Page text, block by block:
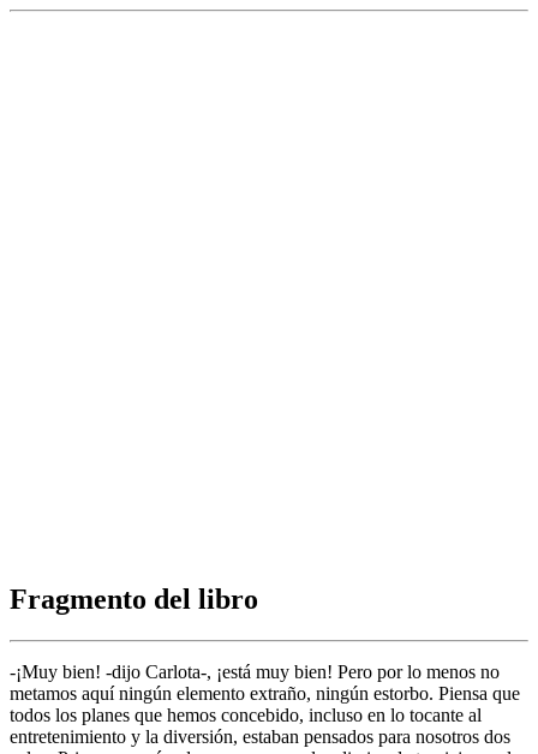
Fragmento del libro
-¡Muy bien! -dijo Carlota-, ¡está muy bien! Pero por lo menos no
metamos aquí ningún elemento extraño, ningún estorbo. Piensa que
todos los planes que hemos concebido, incluso en lo tocante al
entretenimiento y la diversión, estaban pensados para nosotros dos